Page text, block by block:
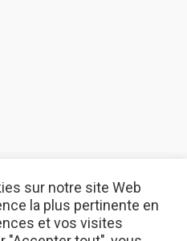
sur notre site Web
la plus pertinente en
et vos visites